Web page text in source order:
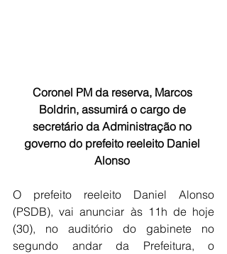
Coronel PM da reserva, Marcos
Boldrin, assumirá o cargo de
secretário da Administração no
governo do prefeito reeleito Daniel
Alonso
O prefeito reeleito Daniel Alonso
(PSDB), vai anunciar às 11h de hoje
(30), no auditório do gabinete no
segundo andar da Prefeitura, o